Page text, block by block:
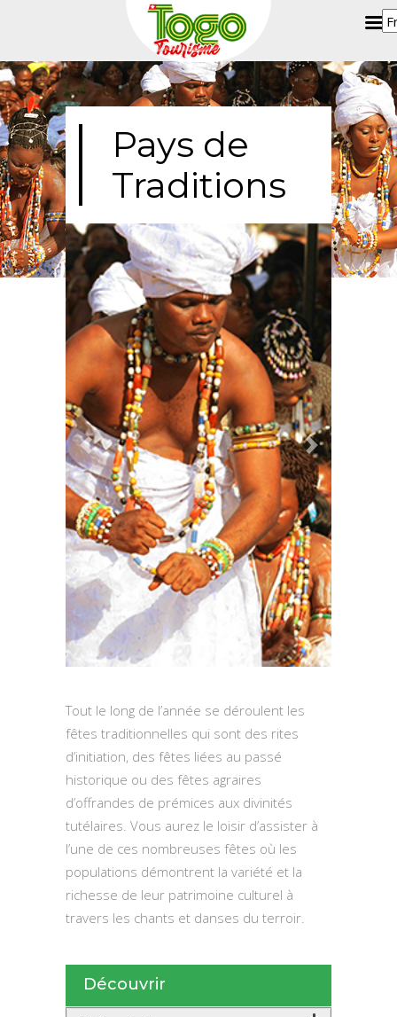
Pays de
Traditions
Previous Next
Tout le long de l’année se déroulent les
fêtes traditionnelles qui sont des rites
d’initiation, des fêtes liées au passé
historique ou des fêtes agraires
d’offrandes de prémices aux divinités
tutélaires. Vous aurez le loisir d’assister à
l’une de ces nombreuses fêtes où les
populations démontrent la variété et la
richesse de leur patrimoine culturel à
travers les chants et danses du terroir.
Découvrir